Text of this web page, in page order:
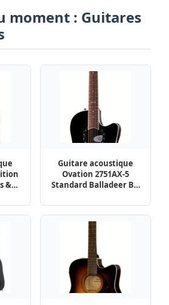
moment : Guitares
&
Guitare acoustique
Ovation 2751AX-5
Standard Balladeer BK
Comparatif